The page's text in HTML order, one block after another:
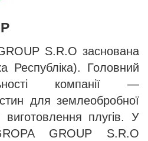
S.R.O заснована
Республіка). Головний
компанії —
для землеобробної
виготовлення плугів. У
GROUP S.R.O